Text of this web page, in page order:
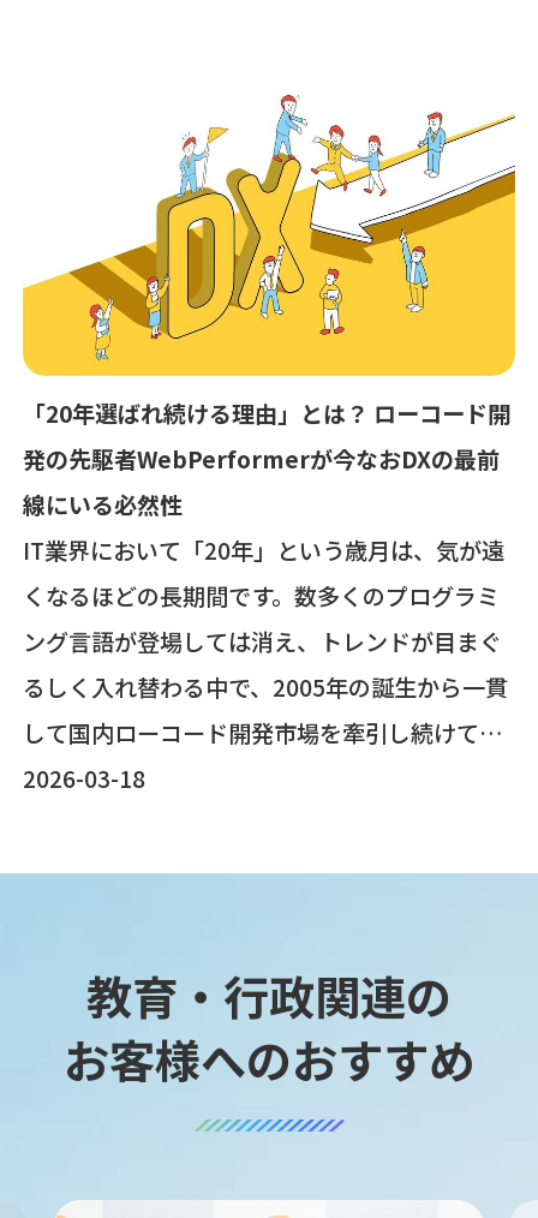
ーションを開発できる「ローコード開発ツー
ル」が注目を集めています。ツール選定で失敗
しないためにしかし一方で、「ツールを入れた
だけで結果が出続けるわけではなかった」「思
ったより業務要件に対応できない」「コストが
想定以上に増えた」という声も少なくありませ
ん。本記事では、なぜ、このようなギャップが
生まれるのかローコード開発ツールの比較ポイ
ントを整理しながら、WebPerformerが選ばれ
る理由を分かりやすく解説します。
「20年選ばれ続ける理由」とは？ ローコード開
発の先駆者WebPerformerが今なおDXの最前
線にいる必然性
IT業界において「20年」という歳月は、気が遠
くなるほどの長期間です。数多くのプログラミ
ング言語が登場しては消え、トレンドが目まぐ
るしく入れ替わる中で、2005年の誕生から一貫
して国内ローコード開発市場を牽引し続けてき
たツールがあります。それが、キヤノンITソリ
れた「WebPerformer」です。WebPerformer
でしょうか。そこには、新興ツールには追随で
きない、積み重ねられた「信頼」と「進化」の
2026-03-18
教育・行政関連の
お客様へのおすすめ